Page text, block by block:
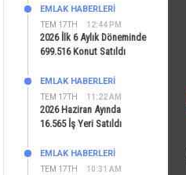
TEM 17TH 12:44 PM
EMLAK HABERLERI
2026 İlk 6 Aylık Döneminde
699.516 Konut Satıldı
TEM 17TH 11:22 AM
EMLAK HABERLERI
2026 Haziran Ayında
16.565 İş Yeri Satıldı
TEM 17TH 10:31 AM
EMLAK HABERLERI